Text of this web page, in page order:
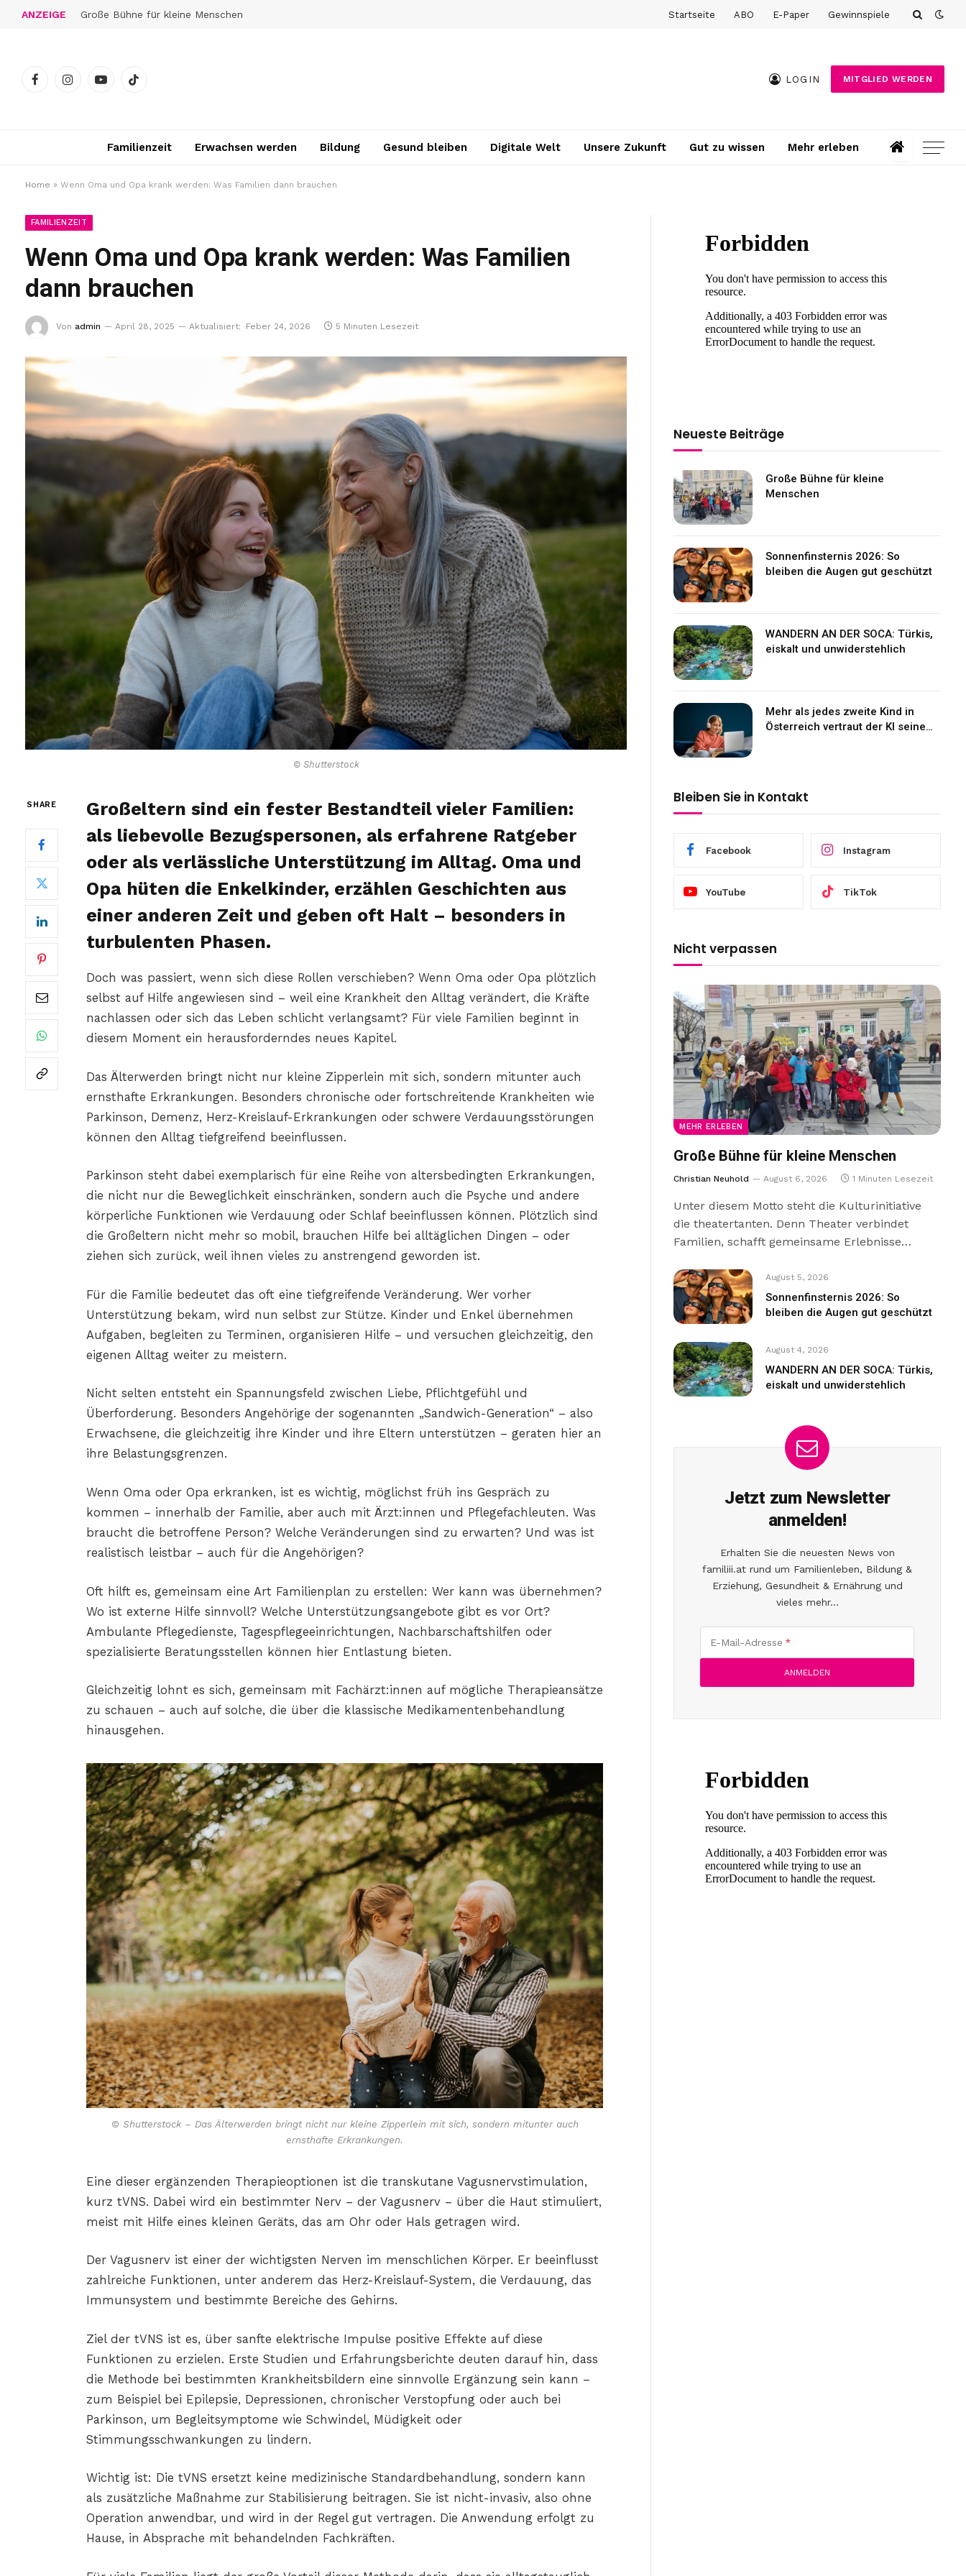
ANZEIGE Große Bühne für kleine Menschen Startseite ABO E-Paper Gewinnspiele
FacebookInstagramYouTubeTikTok
LOGIN MITGLIED WERDEN
Familienzeit Erwachsen werden Bildung Gesund bleiben Digitale Welt Unsere Zukunft Gut zu wissen Mehr erleben
Home » Wenn Oma und Opa krank werden: Was Familien dann brauchen
FAMILIENZEIT
Wenn Oma und Opa krank werden: Was Familien
dann brauchen
Von admin April 28, 2025 Aktualisiert: Feber 24, 2026 5 Minuten Lesezeit
© Shutterstock
SHARE
Großeltern sind ein fester Bestandteil vieler Familien:
als liebevolle Bezugspersonen, als erfahrene Ratgeber
oder als verlässliche Unterstützung im Alltag. Oma und
Opa hüten die Enkelkinder, erzählen Geschichten aus
einer anderen Zeit und geben oft Halt – besonders in
turbulenten Phasen.
Doch was passiert, wenn sich diese Rollen verschieben? Wenn Oma oder Opa plötzlich
selbst auf Hilfe angewiesen sind – weil eine Krankheit den Alltag verändert, die Kräfte
nachlassen oder sich das Leben schlicht verlangsamt? Für viele Familien beginnt in
diesem Moment ein herausforderndes neues Kapitel.
Das Älterwerden bringt nicht nur kleine Zipperlein mit sich, sondern mitunter auch
ernsthafte Erkrankungen. Besonders chronische oder fortschreitende Krankheiten wie
Parkinson, Demenz, Herz-Kreislauf-Erkrankungen oder schwere Verdauungsstörungen
können den Alltag tiefgreifend beeinflussen.
Parkinson steht dabei exemplarisch für eine Reihe von altersbedingten Erkrankungen,
die nicht nur die Beweglichkeit einschränken, sondern auch die Psyche und andere
körperliche Funktionen wie Verdauung oder Schlaf beeinflussen können. Plötzlich sind
die Großeltern nicht mehr so mobil, brauchen Hilfe bei alltäglichen Dingen – oder
ziehen sich zurück, weil ihnen vieles zu anstrengend geworden ist.
Für die Familie bedeutet das oft eine tiefgreifende Veränderung. Wer vorher
Unterstützung bekam, wird nun selbst zur Stütze. Kinder und Enkel übernehmen
Aufgaben, begleiten zu Terminen, organisieren Hilfe – und versuchen gleichzeitig, den
eigenen Alltag weiter zu meistern.
Nicht selten entsteht ein Spannungsfeld zwischen Liebe, Pflichtgefühl und
Überforderung. Besonders Angehörige der sogenannten „Sandwich-Generation“ – also
Erwachsene, die gleichzeitig ihre Kinder und ihre Eltern unterstützen – geraten hier an
ihre Belastungsgrenzen.
Wenn Oma oder Opa erkranken, ist es wichtig, möglichst früh ins Gespräch zu
kommen – innerhalb der Familie, aber auch mit Ärzt:innen und Pflegefachleuten. Was
braucht die betroffene Person? Welche Veränderungen sind zu erwarten? Und was ist
realistisch leistbar – auch für die Angehörigen?
Oft hilft es, gemeinsam eine Art Familienplan zu erstellen: Wer kann was übernehmen?
Wo ist externe Hilfe sinnvoll? Welche Unterstützungsangebote gibt es vor Ort?
Ambulante Pflegedienste, Tagespflegeeinrichtungen, Nachbarschaftshilfen oder
spezialisierte Beratungsstellen können hier Entlastung bieten.
Gleichzeitig lohnt es sich, gemeinsam mit Fachärzt:innen auf mögliche Therapieansätze
zu schauen – auch auf solche, die über die klassische Medikamentenbehandlung
hinausgehen.
© Shutterstock – Das Älterwerden bringt nicht nur kleine Zipperlein mit sich, sondern mitunter auch
ernsthafte Erkrankungen.
Eine dieser ergänzenden Therapieoptionen ist die transkutane Vagusnervstimulation,
kurz tVNS. Dabei wird ein bestimmter Nerv – der Vagusnerv – über die Haut stimuliert,
meist mit Hilfe eines kleinen Geräts, das am Ohr oder Hals getragen wird.
Der Vagusnerv ist einer der wichtigsten Nerven im menschlichen Körper. Er beeinflusst
zahlreiche Funktionen, unter anderem das Herz-Kreislauf-System, die Verdauung, das
Immunsystem und bestimmte Bereiche des Gehirns.
Ziel der tVNS ist es, über sanfte elektrische Impulse positive Effekte auf diese
Funktionen zu erzielen. Erste Studien und Erfahrungsberichte deuten darauf hin, dass
die Methode bei bestimmten Krankheitsbildern eine sinnvolle Ergänzung sein kann –
zum Beispiel bei Epilepsie, Depressionen, chronischer Verstopfung oder auch bei
Parkinson, um Begleitsymptome wie Schwindel, Müdigkeit oder
Stimmungsschwankungen zu lindern.
Wichtig ist: Die tVNS ersetzt keine medizinische Standardbehandlung, sondern kann
als zusätzliche Maßnahme zur Stabilisierung beitragen. Sie ist nicht-invasiv, also ohne
Operation anwendbar, und wird in der Regel gut vertragen. Die Anwendung erfolgt zu
Hause, in Absprache mit behandelnden Fachkräften.
Neueste Beiträge
Große Bühne für kleine
Menschen
Sonnenfinsternis 2026: So
bleiben die Augen gut geschützt
WANDERN AN DER SOCA: Türkis,
eiskalt und unwiderstehlich
Mehr als jedes zweite Kind in
Österreich vertraut der KI seine
Bleiben Sie in Kontakt
Facebook Instagram
YouTube TikTok
Nicht verpassen
MEHR ERLEBEN
Große Bühne für kleine Menschen
Christian Neuhold August 6, 2026 1 Minuten Lesezeit
Unter diesem Motto steht die Kulturinitiative
die theatertanten. Denn Theater verbindet
Familien, schafft gemeinsame Erlebnisse…
August 5, 2026
Sonnenfinsternis 2026: So
bleiben die Augen gut geschützt
August 4, 2026
WANDERN AN DER SOCA: Türkis,
eiskalt und unwiderstehlich
Jetzt zum Newsletter
anmelden!
Erhalten Sie die neuesten News von
familiii.at rund um Familienleben, Bildung &
Erziehung, Gesundheit & Ernährung und
vieles mehr...
E-Mail-Adresse